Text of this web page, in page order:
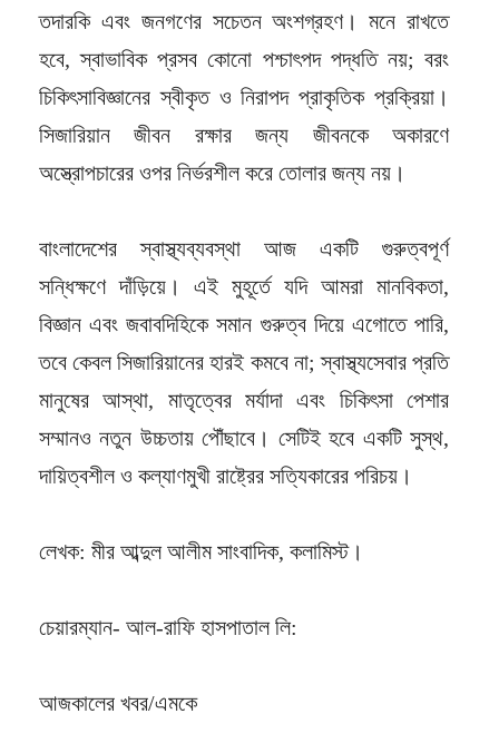
তদারকি এবং জনগণের সচেতন অংশগ্রহণ। মনে রাখতে
হবে, স্বাভাবিক প্রসব কোনো পশ্চাৎপদ পদ্ধতি নয়; বরং
চিকিৎসাবিজ্ঞানের স্বীকৃত ও নিরাপদ প্রাকৃতিক প্রক্রিয়া।
সিজারিয়ান জীবন রক্ষার জন্য জীবনকে অকারণে
অস্ত্রোপচারের ওপর নির্ভরশীল করে তোলার জন্য নয়।
বাংলাদেশের স্বাস্থ্যব্যবস্থা আজ একটি গুরুত্বপূর্ণ
সন্ধিক্ষণে দাঁড়িয়ে। এই মুহূর্তে যদি আমরা মানবিকতা,
বিজ্ঞান এবং জবাবদিহিকে সমান গুরুত্ব দিয়ে এগোতে পারি,
তবে কেবল সিজারিয়ানের হারই কমবে না; স্বাস্থ্যসেবার প্রতি
মানুষের আস্থা, মাতৃত্বের মর্যাদা এবং চিকিৎসা পেশার
সম্মানও নতুন উচ্চতায় পৌঁছাবে। সেটিই হবে একটি সুস্থ,
দায়িত্বশীল ও কল্যাণমুখী রাষ্ট্রের সত্যিকারের পরিচয়।
লেখক: মীর আব্দুল আলীম সাংবাদিক, কলামিস্ট।
চেয়ারম্যান- আল-রাফি হাসপাতাল লি:
আজকালের খবর/এমকে